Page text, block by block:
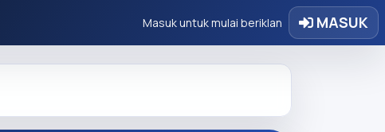
Masuk untuk mulai beriklan MASUK